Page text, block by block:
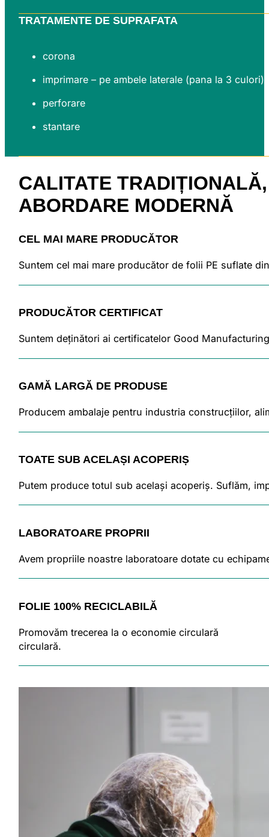
TRATAMENTE DE SUPRAFATA
corona
imprimare – pe ambele laterale (pana la 3 culori)
perforare
stantare
CALITATE TRADIȚIONALĂ,
ABORDARE MODERNĂ
CEL MAI MARE PRODUCĂTOR
Suntem cel mai mare producător de folii PE suflate
PRODUCĂTOR CERTIFICAT
Suntem deținători ai certificatelor Good
GAMĂ LARGĂ DE PRODUSE
Producem ambalaje pentru industria construcțiilor,
TOATE SUB ACELAȘI ACOPERIȘ
Putem produce totul sub același acoperiș. Suflăm,
LABORATOARE PROPRII
Avem propriile noastre laboratoare dotate cu
FOLIE 100% RECICLABILĂ
Promovăm trecerea la o economie circulară
circulară.